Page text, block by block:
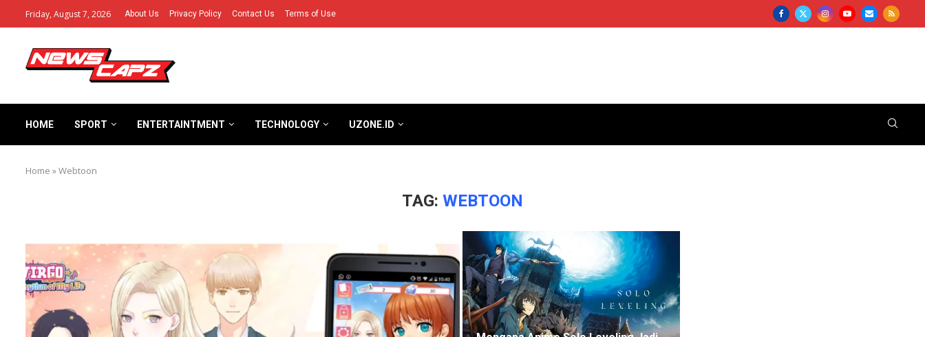
Friday, August 7, 2026 About Us Privacy Policy Contact Us Terms of Use
HOME SPORT ENTERTAINTMENT TECHNOLOGY UZONE.ID
Home »Webtoon
TAG: WEBTOON